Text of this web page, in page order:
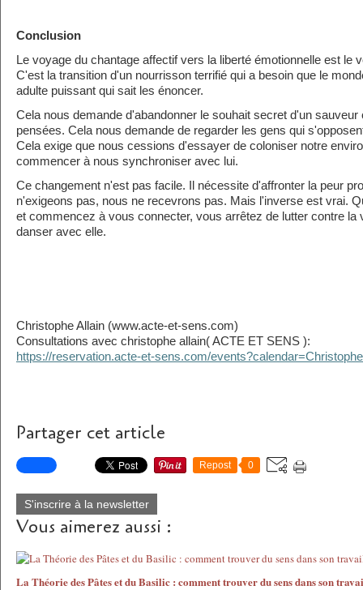
Conclusion
Le voyage du chantage affectif vers la liberté émotionnelle est le
C'est la transition d'un nourrisson terrifié qui a besoin que le
adulte puissant qui sait les énoncer.
Cela nous demande d'abandonner le souhait secret d'un sauveur
pensées. Cela nous demande de regarder les gens qui
Cela exige que nous cessions d'essayer de coloniser notre
commencer à nous synchroniser avec lui.
Ce changement n'est pas facile. Il nécessite d'affronter la peur
n'exigeons pas, nous ne recevrons pas. Mais l'inverse est vrai.
et commencez à vous connecter, vous arrêtez de lutter contre la
danser avec elle.
Christophe Allain (www.acte-et-sens.com)
Consultations avec christophe allain( ACTE ET SENS ):
https://reservation.acte-et-sens.com/events?calendar=Christophe
Partager cet article
Repost 0
S'inscrire à la newsletter
Vous aimerez aussi :
La Théorie des Pâtes et du Basilic : comment trouver du sens dans son